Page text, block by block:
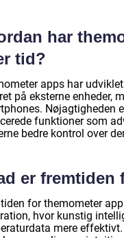
har
tid?
apps har
på eksterne enheder,
Nøjagtigheden
funktioner som
bedre kontrol over
er fremtiden
for themometer
hvor kunstig
mere